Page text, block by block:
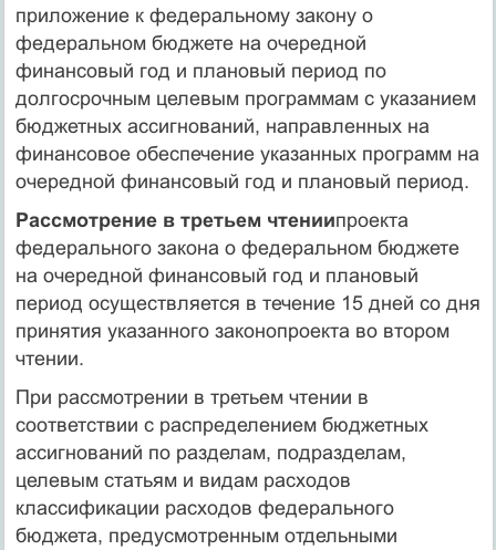
приложение к федеральному закону о
федеральном бюджете на очередной
финансовый год и плановый период по
долгосрочным целевым программам с указанием
бюджетных ассигнований, направленных на
финансовое обеспечение указанных программ на
очередной финансовый год и плановый период.
Рассмотрение в третьем чтениипроекта
федерального закона о федеральном бюджете
на очередной финансовый год и плановый
период осуществляется в течение 15 дней со дня
принятия указанного законопроекта во втором
чтении.
При рассмотрении в третьем чтении в
соответствии с распределением бюджетных
ассигнований по разделам, подразделам,
целевым статьям и видам расходов
классификации расходов федерального
бюджета, предусмотренным отдельными